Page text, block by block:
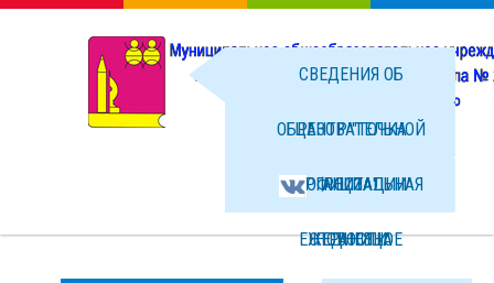
СВЕДЕНИЯ ОБ
ОБРАЗОВАТЕЛЬНОЙ
ОРГАНИЗАЦИИ
НОВОСТИ
ЦЕНТР "ТОЧКА
РОСТА"
ЕЖЕДНЕВНОЕ
ОФИЦИАЛЬНАЯ
СТРАНИЦА